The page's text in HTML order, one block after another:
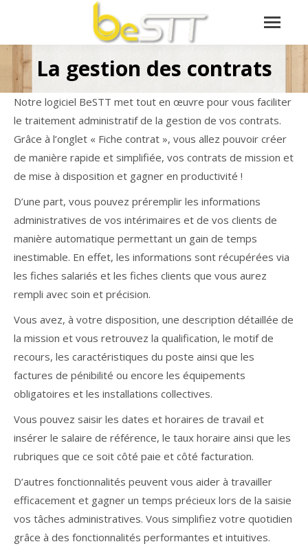
La gestion des contrats
Vous êtes ici :
Notre logiciel BeSTT met tout en œuvre pour vous faciliter
le traitement administratif de la gestion de vos contrats.
Grâce à l’onglet « Fiche contrat », vous allez pouvoir créer
de manière rapide et simplifiée, vos contrats de mission et
de mise à disposition et gagner en productivité !
D’une part, vous pouvez préremplir les informations
administratives de vos intérimaires et de vos clients de
manière automatique permettant un gain de temps
inestimable. En effet, les informations sont récupérées via
les fiches salariés et les fiches clients que vous aurez
rempli avec soin et précision.
Vous avez, à votre disposition, une description détaillée de
la mission et vous retrouvez la qualification, le motif de
recours, les caractéristiques du poste ainsi que les
factures de pénibilité ou encore les équipements
obligatoires et les installations collectives.
Vous pouvez saisir les dates et horaires de travail et
insérer le salaire de référence, le taux horaire ainsi que les
rubriques que ce soit côté paie et côté facturation.
D’autres fonctionnalités peuvent vous aider à travailler
efficacement et gagner un temps précieux lors de la saisie
vos tâches administratives. Vous simplifiez votre quotidien
grâce à des fonctionnalités performantes et intuitives.